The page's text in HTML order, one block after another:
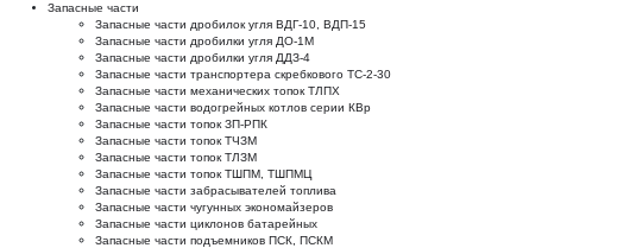
Запасные части
Запасные части дробилок угля ВДГ-10, ВДП-15
Запасные части дробилки угля ДО-1М
Запасные части дробилки угля ДДЗ-4
Запасные части транспортера скребкового ТС-2-30
Запасные части механических топок ТЛПХ
Запасные части водогрейных котлов серии КВр
Запасные части топок ЗП-РПК
Запасные части топок ТЧЗМ
Запасные части топок ТЛЗМ
Запасные части топок ТШПМ, ТШПМЦ
Запасные части забрасывателей топлива
Запасные части чугунных экономайзеров
Запасные части циклонов батарейных
Запасные части подъемников ПСК, ПСКМ